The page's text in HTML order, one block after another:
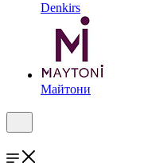
Denkirs
Майтони